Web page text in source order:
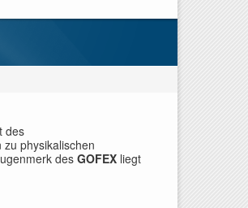
des
physikalischen
des GOFEX liegt